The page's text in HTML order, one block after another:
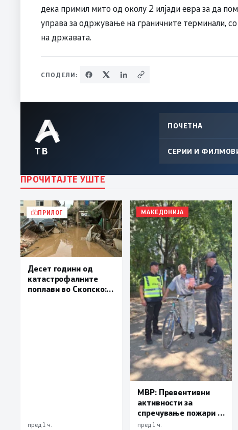
дека примил мито од околу 2 илјади евра за да
управа за одржување на граничните терминали,
на државата.
СПОДЕЛИ:
ТВ
ПОЧЕТНА
СЕРИИ И
ПРОЧИТАЈТЕ УШТЕ
ПРИЛОГ
Десет години од
катастрофалните
поплави во Скопско:
пред 1 ч.
МАКЕДОНИЈА
МВР: Превентивни
активности за
спречување пожари и
имотни деликти, како
пред 1 ч.